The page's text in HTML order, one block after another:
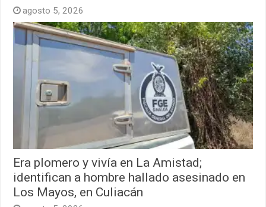
agosto 5, 2026
Era plomero y vivía en La Amistad;
identifican a hombre hallado asesinado en
Los Mayos, en Culiacán